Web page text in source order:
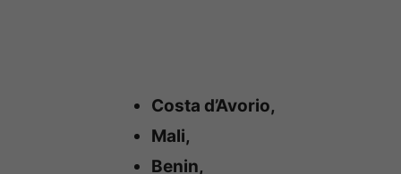
Costa d’Avorio,
Mali,
Benin,